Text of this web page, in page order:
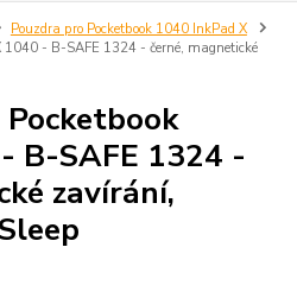
Pouzdra pro Pocketbook 1040 InkPad X
1040 - B-SAFE 1324 - černé, magnetické
B-SAFE 1324 -
zavírání,